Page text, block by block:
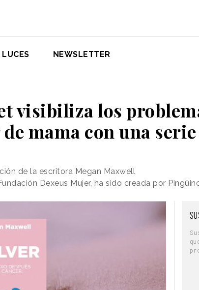
NEWSLETTER
visibiliza los
mama con una
de la escritora Megan Maxwell
Dexeus Mujer, ha sido creada por